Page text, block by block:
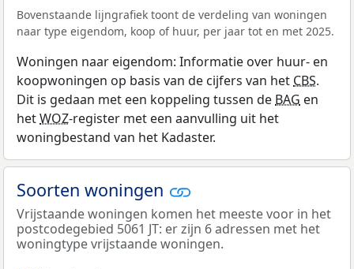
Bovenstaande lijngrafiek toont de verdeling van woningen
naar type eigendom, koop of huur, per jaar tot en met 2025.
Woningen naar eigendom: Informatie over huur- en
koopwoningen op basis van de cijfers van het CBS.
Dit is gedaan met een koppeling tussen de BAG en
hetWOZ-register met een aanvulling uit het
woningbestand van het Kadaster.
Soorten woningen
Vrijstaande woningen komen het meeste voor in het
postcodegebied 5061 JT: er zijn 6 adressen met het
woningtype vrijstaande woningen.